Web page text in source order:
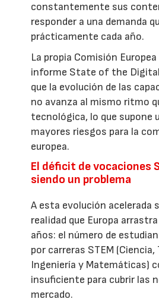
constantemente sus
responder a una demanda
prácticamente cada año.
La propia Comisión
informe State of the
que la evolución de las
no avanza al mismo ritmo
tecnológica, lo que supone
mayores riesgos para la
europea.
El déficit de vocaciones
siendo un problema
A esta evolución acelerada
realidad que Europa
años: el número de
por carreras STEM (Ciencia,
Ingeniería y Matemáticas)
insuficiente para cubrir las
mercado.